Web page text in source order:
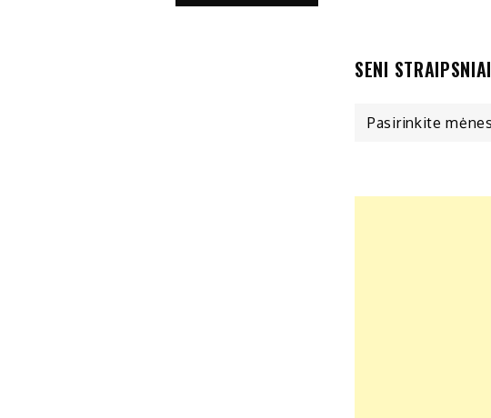
SENI STRAIPSNIAI